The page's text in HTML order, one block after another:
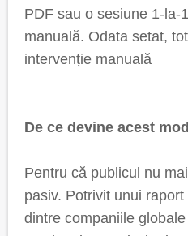
PDF sau o sesiune 1-la-
manuală. Odata setat,
intervenție manuală
De ce devine acest
Pentru că publicul nu
pasiv. Potrivit unui
dintre companiile